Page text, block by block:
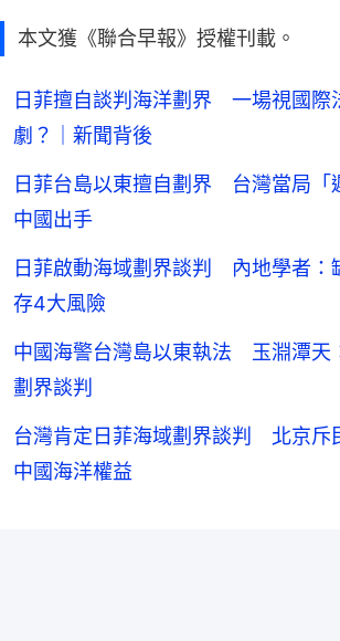
本文獲《聯合早報》授權刊載。
日菲擅自談判海洋劃界 一場視國際
劇？｜新聞背後
日菲台島以東擅自劃界 台灣當局「
中國出手
日菲啟動海域劃界談判 內地學者：
存4大風險
中國海警台灣島以東執法 玉淵潭天
劃界談判
台灣肯定日菲海域劃界談判 北京斥
中國海洋權益